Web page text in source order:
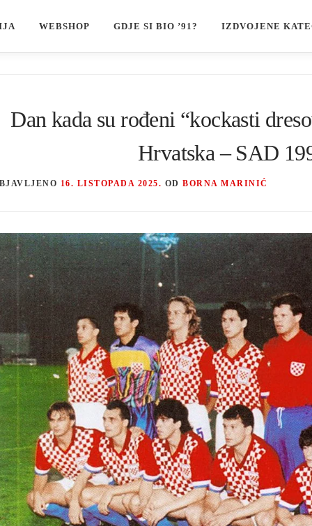
WEBSHOP GDJE SI BIO ’91? IZDVOJENE
Dan kada su rođeni “kockasti
Hrvatska – SAD
16. LISTOPADA 2025. OD BORNA MARINIĆ